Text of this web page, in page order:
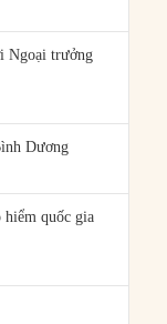
Ngoại trưởng
Dương
hiểm quốc gia